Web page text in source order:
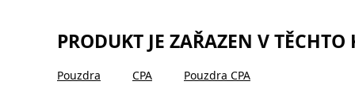
PRODUKT JE ZAŘAZEN V TĚCHTO
Pouzdra CPA Pouzdra CPA